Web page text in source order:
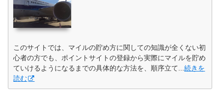
このサイトでは、マイルの貯め方に関しての知識が全くない初
心者の方でも、ポイントサイトの登録から実際にマイルを貯め
ていけるようになるまでの具体的な方法を、順序立て...続きを
読む